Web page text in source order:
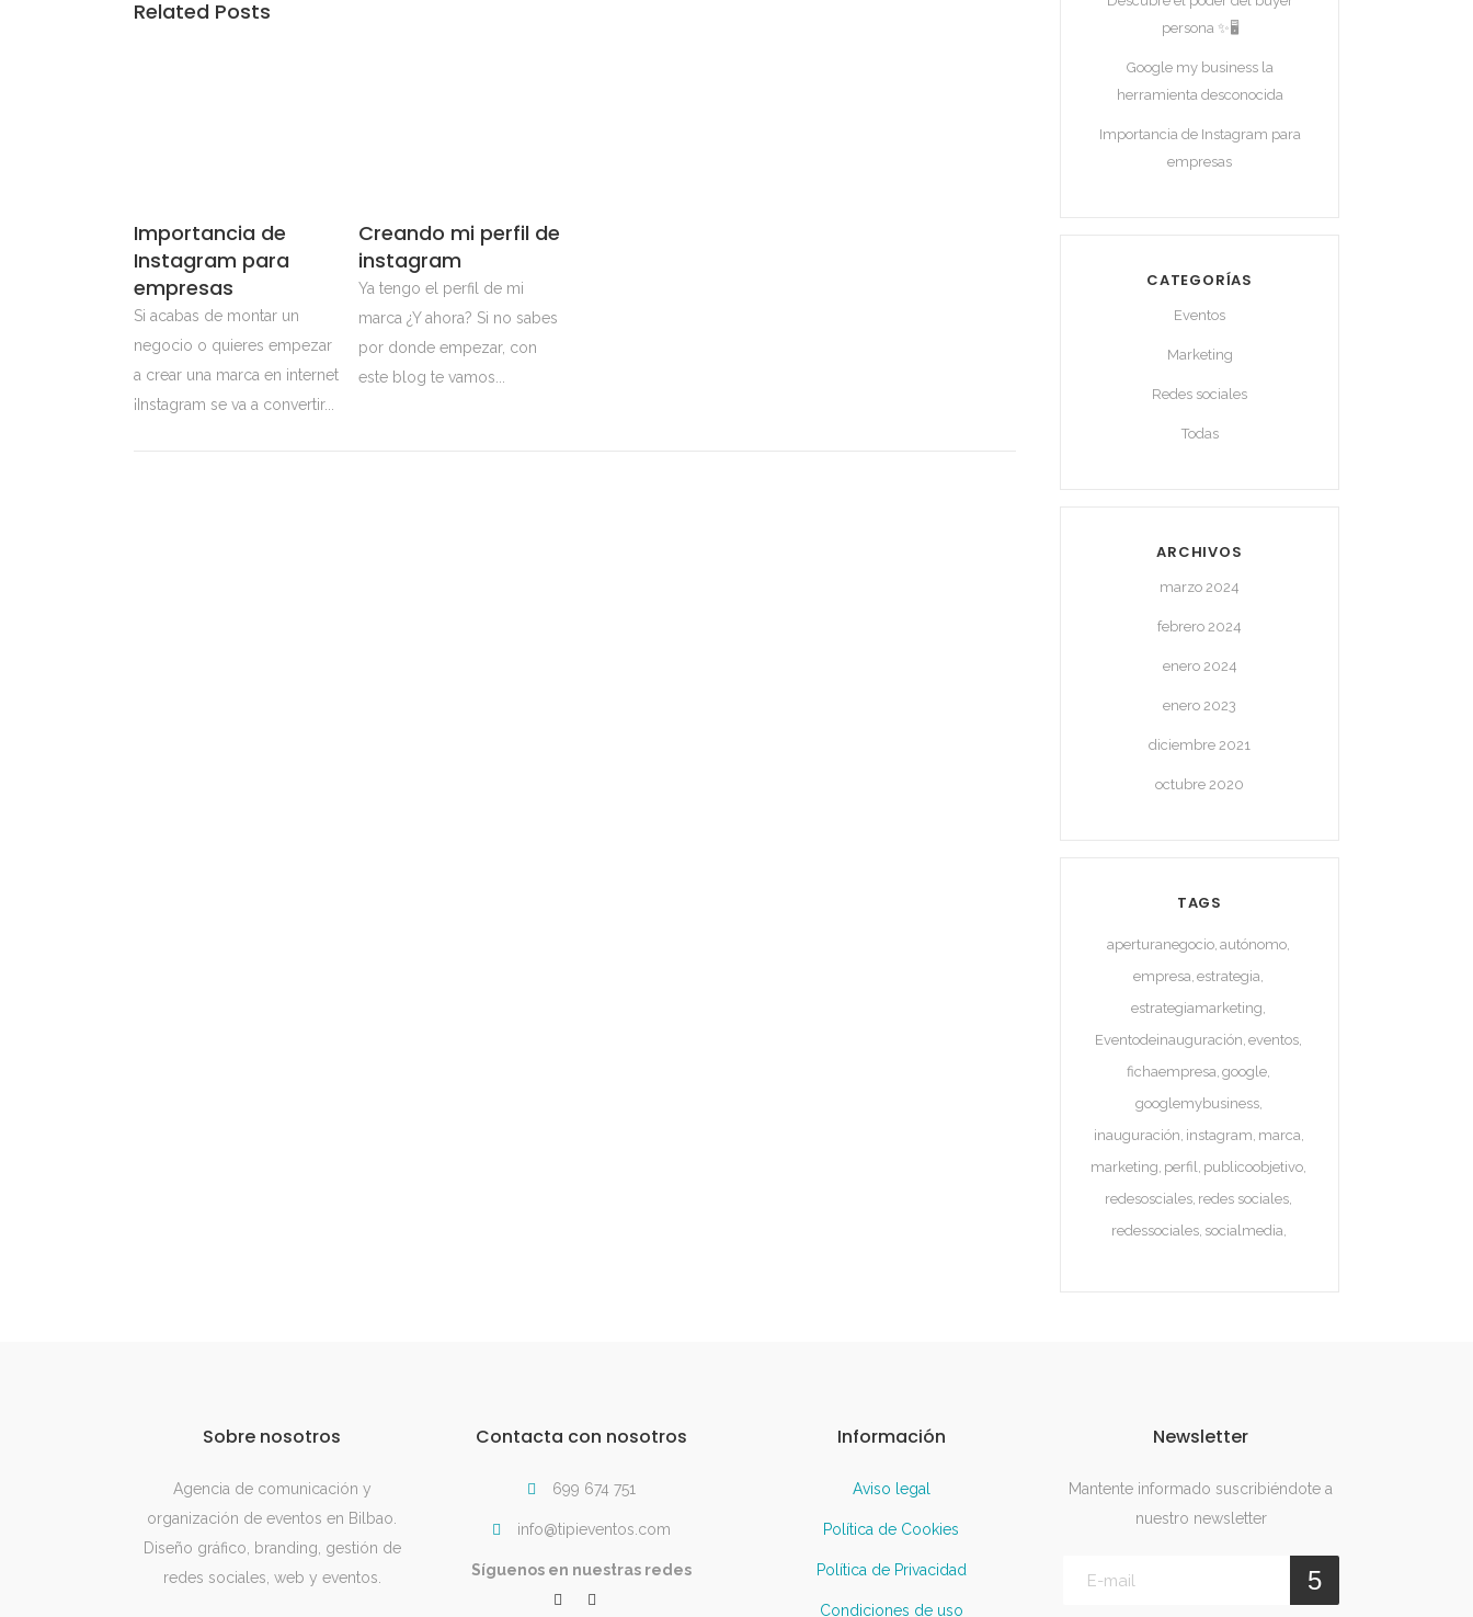
Related Posts
Importancia de
Instagram para
empresas
Si acabas de montar un
negocio o quieres empezar
a crear una marca en internet
¡Instagram se va a convertir...
Creando mi perfil de
instagram
Ya tengo el perfil de mi
marca ¿Y ahora? Si no sabes
por donde empezar, con
este blog te vamos...
persona ✨🖥️
Google my business la
herramienta desconocida
Importancia de Instagram para
empresas
CATEGORÍAS
Eventos
Marketing
Redes sociales
Todas
ARCHIVOS
marzo 2024
febrero 2024
enero 2024
enero 2023
diciembre 2021
octubre 2020
TAGS
aperturanegocio autónomo
empresa estrategia
estrategiamarketing
Eventodeinauguración eventos
fichaempresa google
googlemybusiness
inauguración instagram marca
marketing perfil publicoobjetivo
redesosciales redes sociales
redessociales socialmedia
Sobre nosotros
Agencia de comunicación y
organización de eventos en Bilbao.
Diseño gráfico, branding, gestión de
redes sociales, web y eventos.
Contacta con nosotros
699 674 751
info@tipieventos.com
Síguenos en nuestras redes
Información
Aviso legal
Política de Cookies
Política de Privacidad
Condiciones de uso
Newsletter
Mantente informado suscribiéndote a
nuestro newsletter